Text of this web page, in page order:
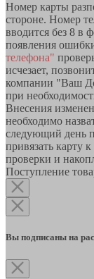
Номер карты
стороне. Номер
вводится без 8 в
появления
телефона"
исчезает,
компании "Ваш
при
Внесения
необходимо
следующий день
привязать карту
проверки и
Поступление
Вы подписаны на